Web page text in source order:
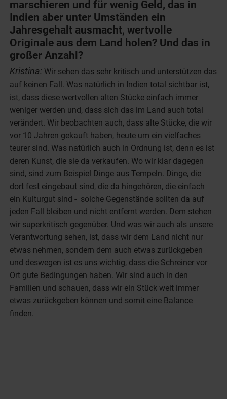
marschieren und für wenig Geld, das in
Indien aber unter Umständen ein
Jahresgehalt ausmacht, wertvolle
Originale aus dem Land holen? Und das in
großer Anzahl?
Kristina: Wir sehen das sehr kritisch und unterstützen das
auf keinen Fall. Was natürlich in Indien total sichtbar ist,
ist, dass diese wertvollen alten Stücke einfach immer
weniger werden und, dass sich das im Land auch total
verändert. Wir beobachten auch, dass alte Stücke, die wir
vor 10 Jahren gekauft haben, heute um ein vielfaches
teurer sind. Was natürlich auch in Ordnung ist, denn es ist
deren Kunst, die sie da verkaufen. Wo wir klar dagegen
sind, sind zum Beispiel Dinge aus Tempeln. Dinge, die
dort fest eingebaut sind, die da hingehören, die einfach
ein Kulturgut sind - solche Gegenstände sollten da auf
jeden Fall bleiben und nicht entfernt werden. Dem stehen
wir superkritisch gegenüber. Und was wir auch als unsere
Verantwortung sehen, ist, dass wir dem Land nicht nur
etwas nehmen, sondern dem auch etwas zurückgeben
und deswegen ist es uns wichtig, dass die Schreiner vor
Ort gute Bedingungen haben. Wir sind auch in den
Familien und schauen, dass wir ein Stück weit immer
etwas zurückgeben können und somit eine Balance
finden.